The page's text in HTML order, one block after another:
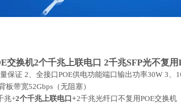
交换机2个千兆上联电口 2千兆SFP光不复用
保证 2、全接口POE供电功能端口输出功率30W 3、
板带宽52Gbps（无阻塞）
兆+2个千兆上联电口+2千兆光纤口不复用POE交换机